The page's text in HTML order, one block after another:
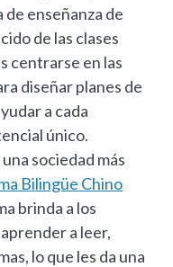
enseñanza de
de las clases
centrarse en las
diseñar planes de
a cada
único.
sociedad más
Bilingüe Chino
brinda a los
a leer,
lo que les da una